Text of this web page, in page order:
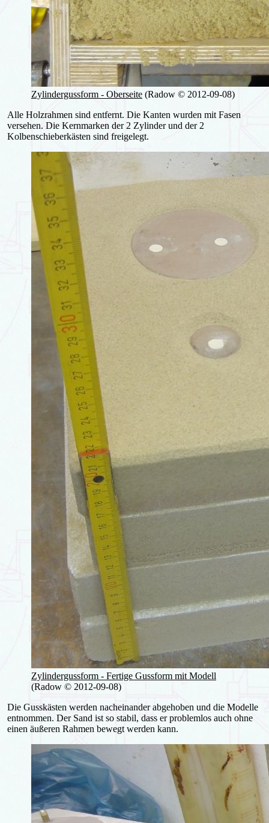
Zylindergussform - Oberseite (Radow © 2012-09-08)
Alle Holzrahmen sind entfernt. Die Kanten wurden mit Fasen
versehen. Die Kernmarken der 2 Zylinder und der 2
Kolbenschieberkästen sind freigelegt.
Zylindergussform - Fertige Gussform mit Modell
(Radow © 2012-09-08)
Die Gusskästen werden nacheinander abgehoben und die Modelle
entnommen. Der Sand ist so stabil, dass er problemlos auch ohne
einen äußeren Rahmen bewegt werden kann.